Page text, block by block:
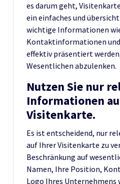
es darum geht,
ein einfaches und
wichtige Informationen
Kontaktinformationen
effektiv präsentiert
Wesentlichen abzulenken.
Nutzen Sie nur
Informationen
Visitenkarte.
Es ist entscheidend, nur
auf Ihrer Visitenkarte zu
Beschränkung auf
Namen, Ihre Position,
Logo Ihres Unternehmens